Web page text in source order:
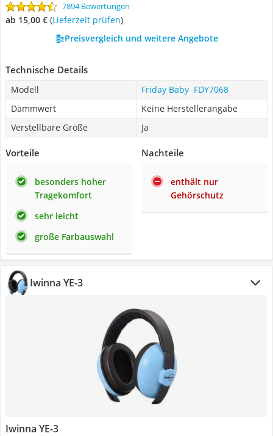
7894 Bewertungen
ab 15,00 € (Lieferzeit prüfen)
Preisvergleich und weitere Angebote
Technische Details
Modell
Friday Baby ‎ FDY7068
Dämmwert
Keine Herstellerangabe
Verstellbare Größe
Ja
Vorteile
besonders hoher
Tragekomfort
sehr leicht
große Farbauswahl
Nachteile
enthält nur
Gehörschutz
Iwinna YE-3
Iwinna YE-3